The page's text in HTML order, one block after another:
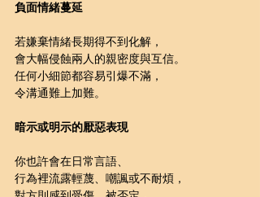
負面情緒蔓延
若嫌棄情緒長期得不到化解，
會大幅侵蝕兩人的親密度與互信。
任何小細節都容易引爆不滿，
令溝通難上加難。
暗示或明示的厭惡表現
你也許會在日常言語、
行為裡流露輕蔑、嘲諷或不耐煩，